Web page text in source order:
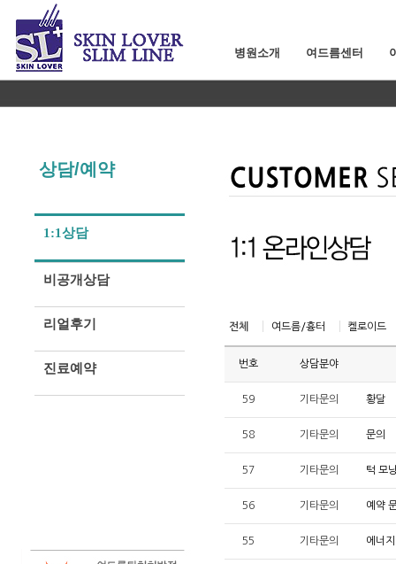
병원소개 여드름센터
상담/예약
1:1상담
비공개상담
리얼후기
진료예약
전체 여드름/흉터 켈로이드
번호 상담분야
59 기타문의 황달
58 기타문의 문의
57 기타문의 턱 모
56 기타문의 예약
55 기타문의 에너